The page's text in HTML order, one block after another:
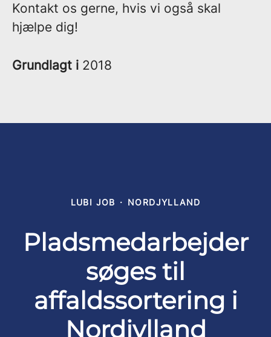
Kontakt os gerne, hvis vi også skal
hjælpe dig!
Grundlagt i 2018
LUBI JOB · NORDJYLLAND
Pladsmedarbejder
søges til
affaldssortering i
Nordjylland